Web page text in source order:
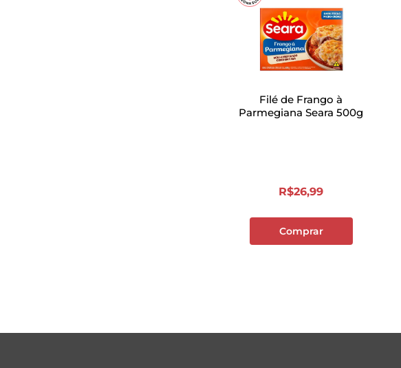
Filé de Frango à
Parmegiana Seara 500g
R$26,99
Comprar